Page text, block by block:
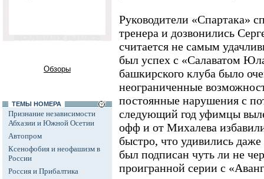
Обзоры
ТЕМЫ НОМЕРА
Признание независимости
Абхазии и Южной Осетии
Автопром
Ксенофобия и неофашизм в
России
Россия и Прибалтика
Руководители «Спартака»
тренера и дозвонились
считается не самым
был успех с «Салаватом
башкирского клуба было
неограниченные
постоянные нарушения с
следующий год уфимцы
офф и от Михалева
быстро, что удивились
был подписан чуть ли не
проигранной серии с